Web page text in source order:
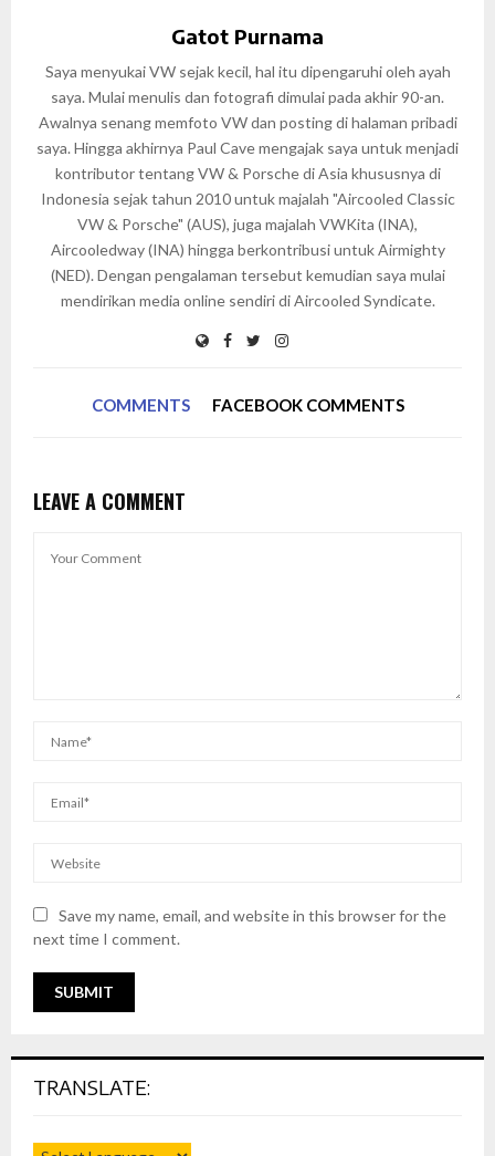
Gatot Purnama
Saya menyukai VW sejak kecil, hal itu dipengaruhi oleh ayah
saya. Mulai menulis dan fotografi dimulai pada akhir 90-an.
Awalnya senang memfoto VW dan posting di halaman pribadi
saya. Hingga akhirnya Paul Cave mengajak saya untuk menjadi
kontributor tentang VW & Porsche di Asia khususnya di
Indonesia sejak tahun 2010 untuk majalah "Aircooled Classic
VW & Porsche" (AUS), juga majalah VWKita (INA),
Aircooledway (INA) hingga berkontribusi untuk Airmighty
(NED). Dengan pengalaman tersebut kemudian saya mulai
mendirikan media online sendiri di Aircooled Syndicate.
COMMENTS FACEBOOK COMMENTS
LEAVE A COMMENT
Save my name, email, and website in this browser for the
next time I comment.
TRANSLATE: